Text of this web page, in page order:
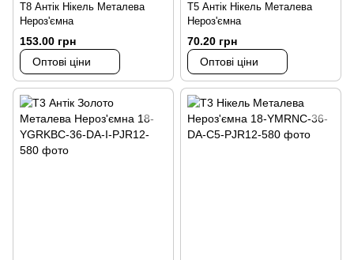
Т8 Антік Нікель Металева
Нероз'ємна
153.00 грн
Оптові ціни
Т5 Антік Нікель Металева
Нероз'ємна
70.20 грн
Оптові ціни